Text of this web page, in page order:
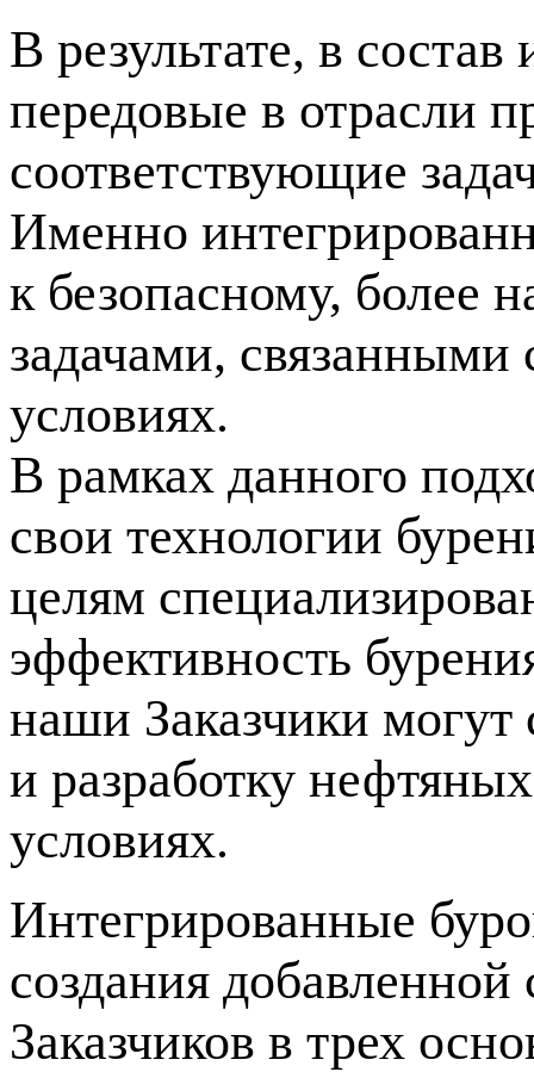
В результате, в
передовые в отрасли
соответствующие
Именно
к безопасному, более
задачами,
условиях.
В рамках данного
свои технологии
целям
эффективность
наши Заказчики могут
и разработку
условиях.
Интегрированные
создания
Заказчиков в трех